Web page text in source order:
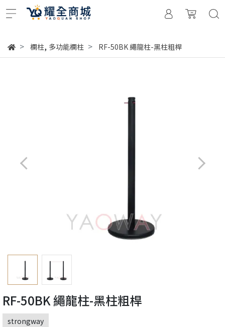
欄柱, 多功能欄柱 RF-50BK 繩龍柱-黑柱粗桿
RF-50BK 繩龍柱-黑柱粗桿
strongway